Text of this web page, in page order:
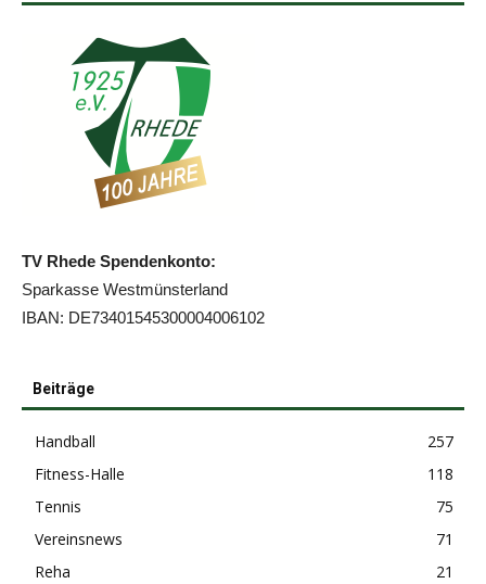
TV Rhede Spendenkonto:
Sparkasse Westmünsterland
IBAN: DE73401545300004006102
Beiträge
Handball
257
Fitness-Halle
118
Tennis
75
Vereinsnews
71
Reha
21